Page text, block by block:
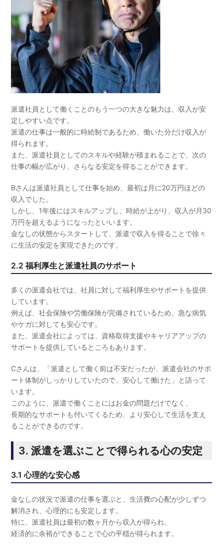
派遣社員として働くことのもう一つの大きな魅力は、収入が安
定しやすい点です。
派遣の仕事は一般的に時給制であるため、働いた分だけ収入が
得られます。
また、派遣社員としてのスキルや経験が積まれることで、次の
仕事の幅が広がり、さらなる安定を得ることができます。
Bさんは派遣社員として仕事を始め、最初は月に20万円ほどの
収入でした。
しかし、1年後にはスキルアップし、時給が上がり、収入が月30
万円を超えるようになったといいます。
金なしの状態からスタートして、派遣で収入を得ることで徐々
に生活の安定を実現できたのです。
2.2 福利厚生と派遣社員のサポート
多くの派遣会社では、社員に対して福利厚生やサポートを提供
しています。
例えば、社会保険や労働保険が完備されているため、急な病気
やケガに対しても安心です。
また、派遣会社によっては、資格取得支援やキャリアアップの
サポートを提供しているところもあります。
Cさんは、「派遣として働く前は不安だったが、派遣会社のサポ
ート体制がしっかりしていたので、安心して働けた」と語って
います。
このように、派遣で働くことにはお金の問題だけでなく、
長期的なサポートも付いてくるため、より安心して生活を支え
ることができるのです。
3. 派遣を選ぶことで得られる心の安定
3.1 心理的な安心感
金なしの状況で派遣の仕事を選ぶと、生活費の心配が少しずつ
解消され、心理的にも安定します。
特に、派遣社員は最初の数ヶ月から収入が得られ、
経済的に余裕ができることで心の平穏が得られます。